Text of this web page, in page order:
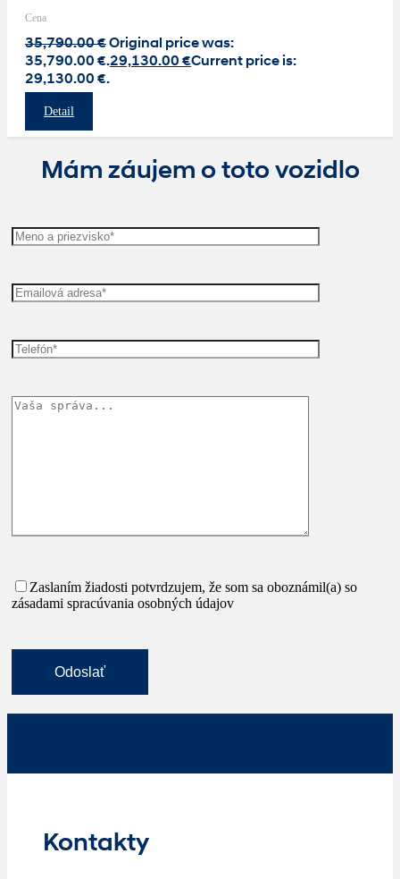
Cena
35,790.00€Original price was:
35,790.00 €.29,130.00 €Current price is:
29,130.00 €.
Detail
Mám záujem o toto vozidlo
Zaslaním žiadosti potvrdzujem, že som sa oboznámil(a) so
zásadami spracúvania osobných údajov
Kontakty